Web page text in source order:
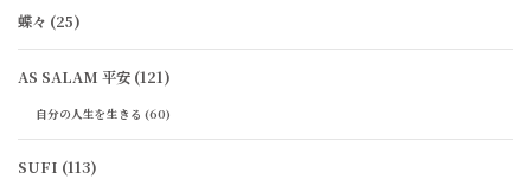
蝶々 (25)
AS SALAM 平安 (121)
自分の人生を生きる (60)
SUFI (113)